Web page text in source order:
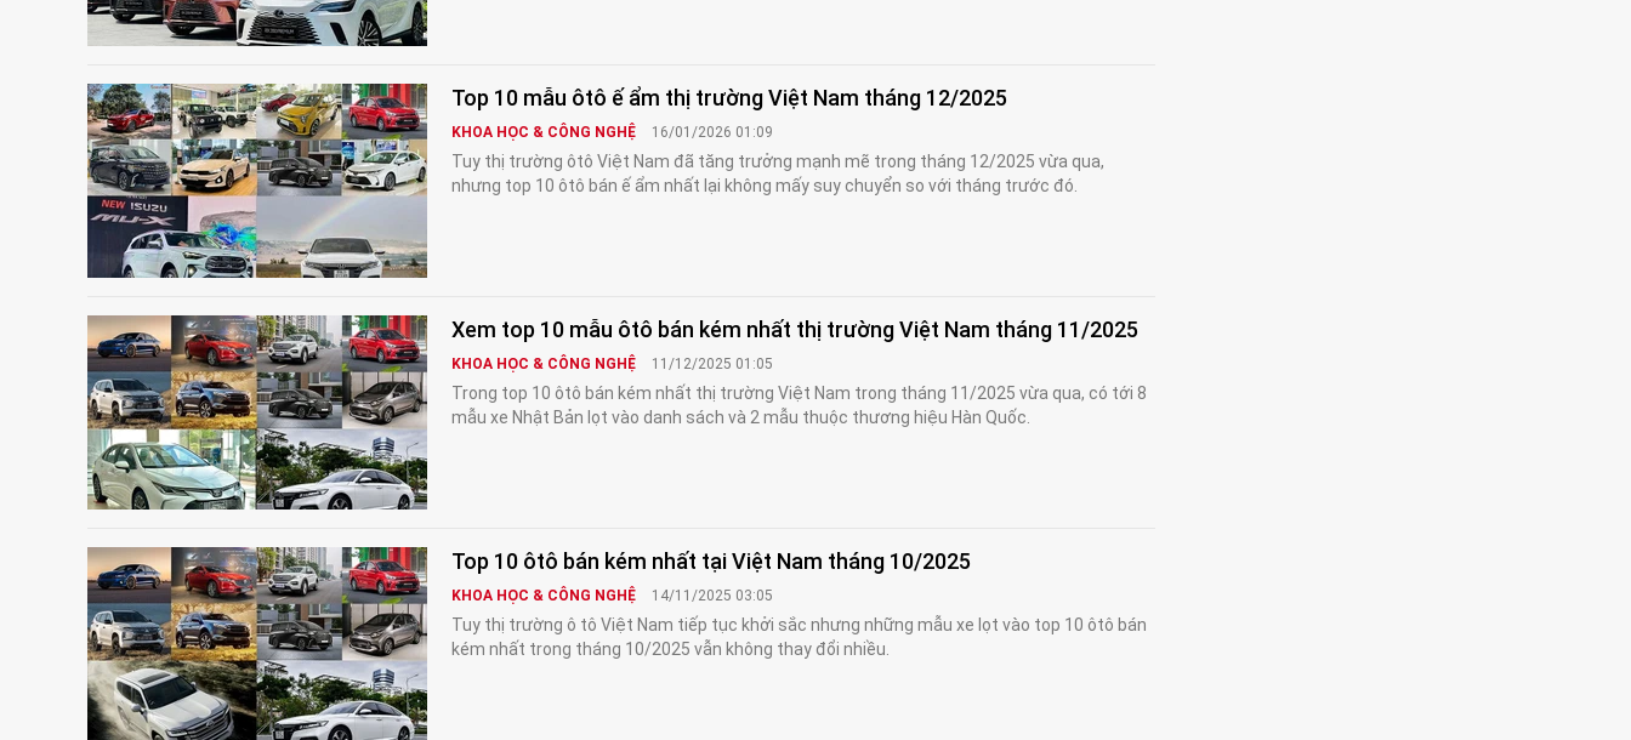
Top 10 mẫu ôtô ế ẩm thị trường Việt Nam tháng 12/2025
KHOA HỌC & CÔNG NGHỆ 16/01/2026 01:09
Tuy thị trường ôtô Việt Nam đã tăng trưởng mạnh mẽ trong tháng 12/2025 vừa qua,
nhưng top 10 ôtô bán ế ẩm nhất lại không mấy suy chuyển so với tháng trước đó.
Xem top 10 mẫu ôtô bán kém nhất thị trường Việt Nam tháng 11/2025
KHOA HỌC & CÔNG NGHỆ 11/12/2025 01:05
Trong top 10 ôtô bán kém nhất thị trường Việt Nam trong tháng 11/2025 vừa qua, có tới 8
mẫu xe Nhật Bản lọt vào danh sách và 2 mẫu thuộc thương hiệu Hàn Quốc.
Top 10 ôtô bán kém nhất tại Việt Nam tháng 10/2025
KHOA HỌC & CÔNG NGHỆ 14/11/2025 03:05
Tuy thị trường ô tô Việt Nam tiếp tục khởi sắc nhưng những mẫu xe lọt vào top 10 ôtô bán
kém nhất trong tháng 10/2025 vẫn không thay đổi nhiều.